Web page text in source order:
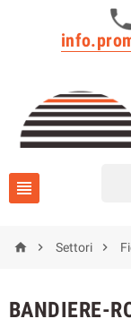

  Settori 
BANDIERE-